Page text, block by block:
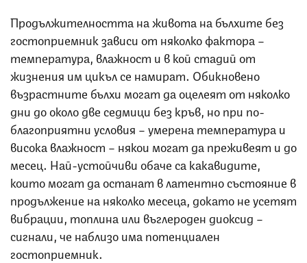
Продължителността на живота на бълхите без
гостоприемник зависи от няколко фактора –
температура, влажност и в кой стадий от
жизнения им цикъл се намират. Обикновено
възрастните бълхи могат да оцелеят от няколко
дни до около две седмици без кръв, но при по-
благоприятни условия – умерена температура и
висока влажност – някои могат да преживеят и до
месец. Най-устойчиви обаче са какавидите,
които могат да останат в латентно състояние в
продължение на няколко месеца, докато не усетят
вибрации, топлина или въглероден диоксид –
сигнали, че наблизо има потенциален
гостоприемник.